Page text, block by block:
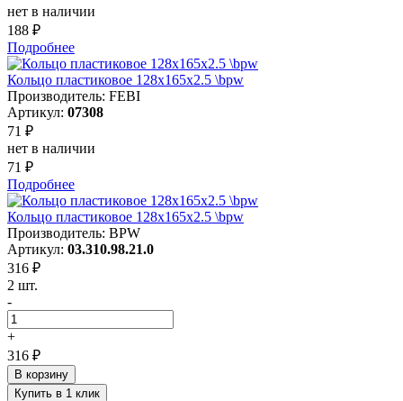
нет в наличии
188 ₽
Подробнее
Кольцо пластиковое 128x165x2.5 \bpw
Производитель: FEBI
Артикул: 07308
71 ₽
нет в наличии
71 ₽
Подробнее
Кольцо пластиковое 128x165x2.5 \bpw
Производитель: BPW
Артикул: 03.310.98.21.0
316 ₽
2 шт.
-
+
316 ₽
В корзину
Купить в 1 клик